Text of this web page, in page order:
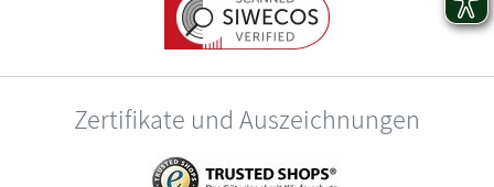
Zertifikate und Auszeichnungen